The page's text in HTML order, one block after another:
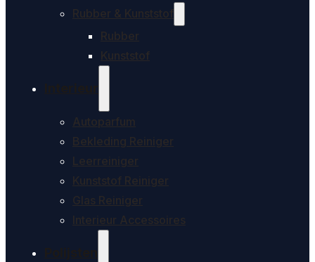
Rubber & Kunststof
Rubber
Kunststof
Autoparfum
Bekleding Reiniger
Leerreiniger
Kunststof Reiniger
Glas Reiniger
Interieur Accessoires